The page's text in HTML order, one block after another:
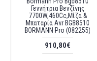
Γεννήτρια Βενζίνης
7700W,460Cc,Μίζα &
Μπαταρία Avr BGB8510
BORMANN Pro (082255)
910,80€